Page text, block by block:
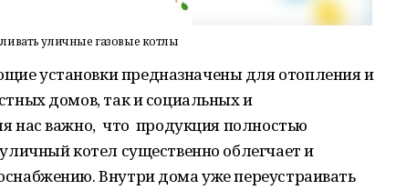
уличные газовые котлы
установки предназначены для отопления и
домов, так и социальных и
нас важно, что продукция полностью
котел существенно облегчает и
Внутри дома уже переустраивать